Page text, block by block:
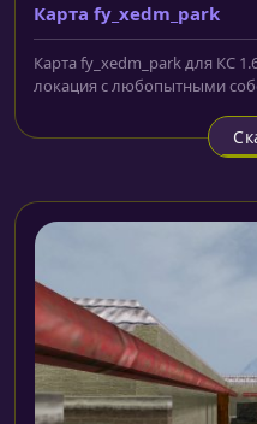
Карта fy_xedm_park
Карта fy_xedm_park для КС
локация с любопытными